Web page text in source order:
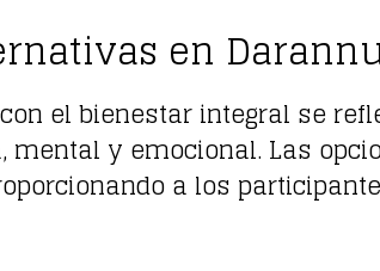
en
el bienestar integral se
y emocional. Las
a los